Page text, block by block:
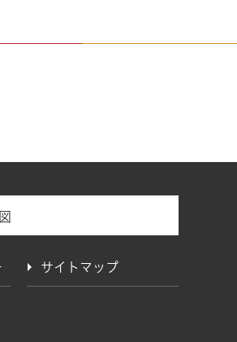
サイトマップ